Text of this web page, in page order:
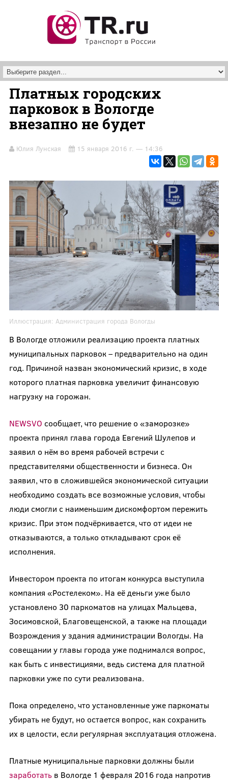
Платных городских
парковок в Вологде
внезапно не будет
Юлия Лунская 15 января 2016 г. — 14:36
Иллюстрация: Администрация города Вологды
В Вологде отложили реализацию проекта платных
муниципальных парковок – предварительно на один
год. Причиной назван экономический кризис, в ходе
которого платная парковка увеличит финансовую
нагрузку на горожан.
NEWSVO сообщает, что решение о «заморозке»
проекта принял глава города Евгений Шулепов и
заявил о нём во время рабочей встречи с
представителями общественности и бизнеса. Он
заявил, что в сложившейся экономической ситуации
необходимо создать все возможные условия, чтобы
люди смогли с наименьшим дискомфортом пережить
кризис. При этом подчёркивается, что от идеи не
отказываются, а только откладывают срок её
исполнения.
Инвестором проекта по итогам конкурса выступила
компания «Ростелеком». На её деньги уже было
установлено 30 паркоматов на улицах Мальцева,
Зосимовской, Благовещенской, а также на площади
Возрождения у здания администрации Вологды. На
совещании у главы города уже поднимался вопрос,
как быть с инвестициями, ведь система для платной
парковки уже по сути реализована.
Пока определено, что установленные уже паркоматы
убирать не будут, но остается вопрос, как сохранить
их в целости, если регулярная эксплуатация отложена.
Платные муниципальные парковки должны были
заработатьв Вологде 1 февраля 2016 года напротив